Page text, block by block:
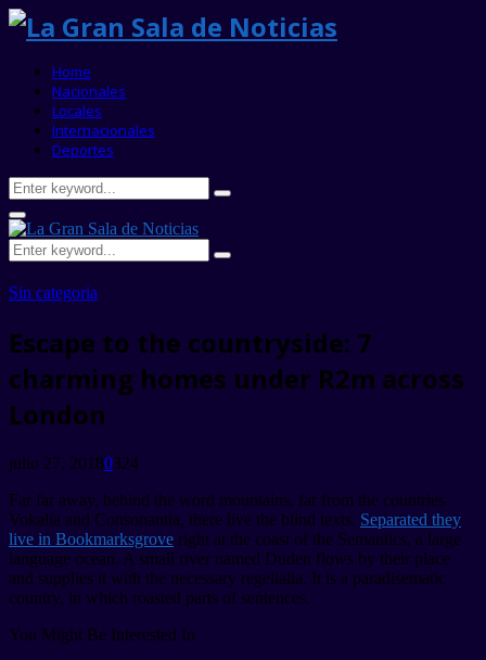
Home
Nacionales
Locales
Internacionales
Deportes
Search
for:
Search
Primary
Menu
Search
for:
Search
Sin categoria
Escape to the countryside: 7
charming homes under R2m across
London
julio 27, 20180324
Far far away, behind the word mountains, far from the countries
Vokalia and Consonantia, there live the blind texts. Separated they
live in Bookmarksgrove right at the coast of the Semantics, a large
language ocean. A small river named Duden flows by their place
and supplies it with the necessary regelialia. It is a paradisematic
country, in which roasted parts of sentences.
You Might Be Interested In